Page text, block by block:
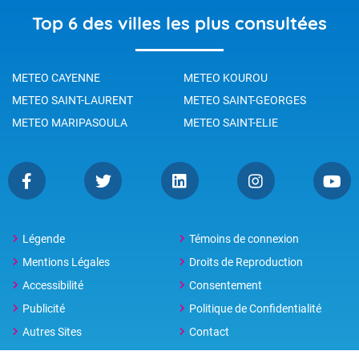
quelques perspectives sur la très proche saison sèche de cette
Top 6 des villes les plus consultées
METEO CAYENNE
METEO KOUROU
METEO SAINT-LAURENT
METEO SAINT-GEORGES
METEO MARIPASOULA
METEO SAINT-ELIE
Légende
Témoins de connexion
Mentions Légales
Droits de Reproduction
Accessibilité
Consentement
Publicité
Politique de Confidentialité
Autres Sites
Contact